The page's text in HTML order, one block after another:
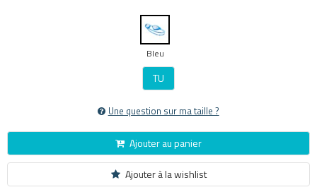
Bleu
TU
Une question sur ma taille ?
Ajouter au panier
Ajouter à la wishlist